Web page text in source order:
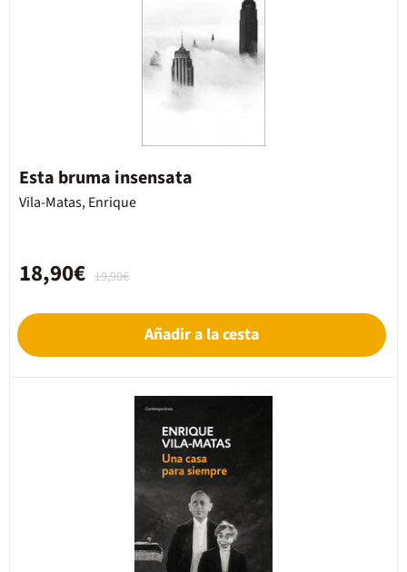
Esta bruma insensata
Vila-Matas, Enrique
19,90€
18,90€
Añadir a la cesta